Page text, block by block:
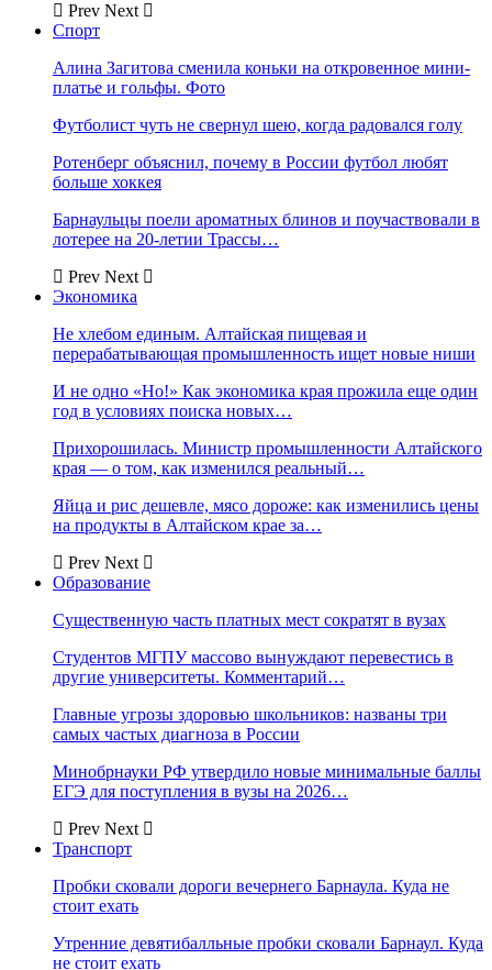
Prev Next
Спорт
Алина Загитова сменила коньки на откровенное мини-
платье и гольфы. Фото
Футболист чуть не свернул шею, когда радовался голу
Ротенберг объяснил, почему в России футбол любят
больше хоккея
Барнаульцы поели ароматных блинов и поучаствовали в
лотерее на 20-летии Трассы…
Prev Next
Экономика
Не хлебом единым. Алтайская пищевая и
перерабатывающая промышленность ищет новые ниши
И не одно «Но!» Как экономика края прожила еще один
год в условиях поиска новых…
Прихорошилась. Министр промышленности Алтайского
края — о том, как изменился реальный…
Яйца и рис дешевле, мясо дороже: как изменились цены
на продукты в Алтайском крае за…
Prev Next
Образование
Существенную часть платных мест сократят в вузах
Студентов МГПУ массово вынуждают перевестись в
другие университеты. Комментарий…
Главные угрозы здоровью школьников: названы три
самых частых диагноза в России
Минобрнауки РФ утвердило новые минимальные баллы
ЕГЭ для поступления в вузы на 2026…
Prev Next
Транспорт
Пробки сковали дороги вечернего Барнаула. Куда не
стоит ехать
Утренние девятибалльные пробки сковали Барнаул. Куда
не стоит ехать